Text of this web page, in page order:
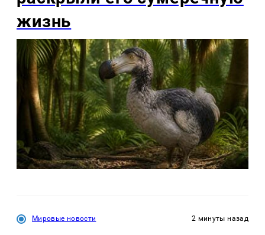
жизнь
Мировые новости 2 минуты назад